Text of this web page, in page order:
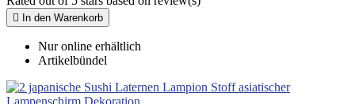
 In den Warenkorb
Nur online erhältlich
Artikelbündel